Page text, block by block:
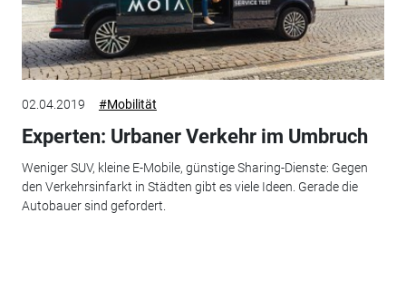
02.04.2019 #Mobilität
Experten: Urbaner Verkehr im Umbruch
Weniger SUV, kleine E-Mobile, günstige Sharing-Dienste: Gegen
den Verkehrsinfarkt in Städten gibt es viele Ideen. Gerade die
Autobauer sind gefordert.